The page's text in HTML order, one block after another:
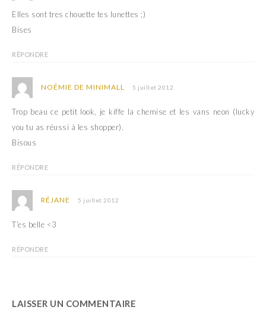
Elles sont tres chouette tes lunettes ;)
Bises
RÉPONDRE
NOÉMIE DE MINIMALL 5 juillet 2012
Trop beau ce petit look, je kiffe la chemise et les vans neon (lucky
you tu as réussi à les shopper).
Bisous
RÉPONDRE
RÉJANE 5 juillet 2012
T’es belle <3
RÉPONDRE
LAISSER UN COMMENTAIRE